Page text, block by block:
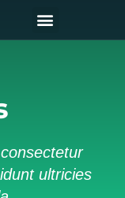
Menu
ultricies